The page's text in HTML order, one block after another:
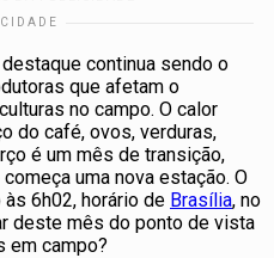
continua sendo o
que afetam o
no campo. O calor
do café, ovos, verduras,
é um mês de transição,
uma nova estação. O
6h02, horário de Brasília, no
deste mês do ponto de vista
em campo?